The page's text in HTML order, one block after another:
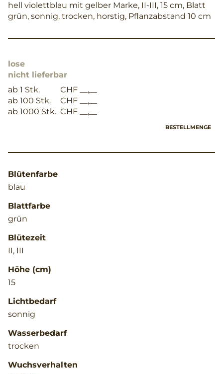
hell violettblau mit gelber Marke, II-III, 15 cm, Blatt
grün, sonnig, trocken, horstig, Pflanzabstand 10 cm
lose
nicht lieferbar
ab 1 Stk.
CHF __,__
ab 100 Stk.
CHF __,__
ab 1000 Stk. CHF __,__
BESTELLMENGE
Blütenfarbe
blau
Blattfarbe
grün
Blütezeit
II, III
Höhe (cm)
15
Lichtbedarf
sonnig
Wasserbedarf
trocken
Wuchsverhalten